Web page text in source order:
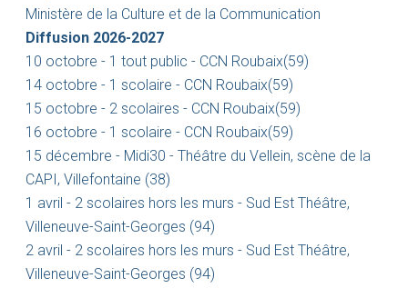
Ministère de la Culture et de la Communication
Diffusion 2026-2027
10 octobre - 1 tout public - CCN Roubaix(59)
14 octobre - 1 scolaire - CCN Roubaix(59)
15 octobre - 2 scolaires - CCN Roubaix(59)
16 octobre - 1 scolaire - CCN Roubaix(59)
15 décembre - Midi30 - Théâtre du Vellein, scène de la
CAPI, Villefontaine (38)
1 avril - 2 scolaires hors les murs - Sud Est Théâtre,
Villeneuve-Saint-Georges (94)
2 avril - 2 scolaires hors les murs - Sud Est Théâtre,
Villeneuve-Saint-Georges (94)